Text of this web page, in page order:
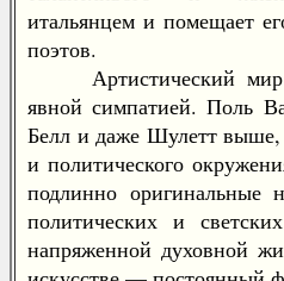
итальянцем и помещает
поэтов.
Артистический мир
явной симпатией. Поль
Белл и даже Шулетт выше,
и политического
подлинно оригинальные
политических и
напряженной духовной